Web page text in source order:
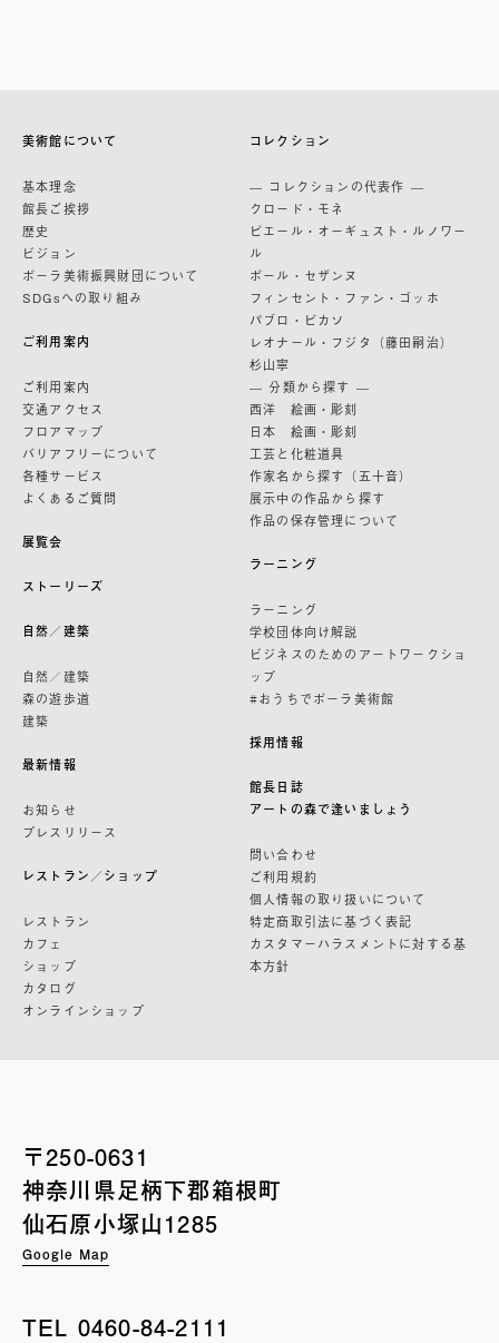
美術館について
基本理念
館長ご挨拶
歴史
ビジョン
ポーラ美術振興財団について
SDGsへの取り組み
ご利用案内
ご利用案内
交通アクセス
フロアマップ
バリアフリーについて
各種サービス
よくあるご質問
展覧会
ストーリーズ
自然／建築
自然／建築
森の遊歩道
建築
最新情報
お知らせ
プレスリリース
レストラン／ショップ
レストラン
カフェ
ショップ
カタログ
オンラインショップ
コレクション
— コレクションの代表作 —
クロード・モネ
ピエール・オーギュスト・ルノワー
ル
ポール・セザンヌ
フィンセント・ファン・ゴッホ
パブロ・ピカソ
レオナール・フジタ（藤田嗣治）
杉山寧
— 分類から探す —
西洋 絵画・彫刻
日本 絵画・彫刻
工芸と化粧道具
作家名から探す（五十音）
展示中の作品から探す
作品の保存管理について
ラーニング
ラーニング
学校団体向け解説
ビジネスのためのアートワークショ
ップ
#おうちでポーラ美術館
採用情報
館長日誌
アートの森で逢いましょう
問い合わせ
ご利用規約
個人情報の取り扱いについて
特定商取引法に基づく表記
カスタマーハラスメントに対する基
本方針
〒250-0631
神奈川県足柄下郡箱根町
仙石原小塚山1285
Google Map
TEL 0460-84-2111